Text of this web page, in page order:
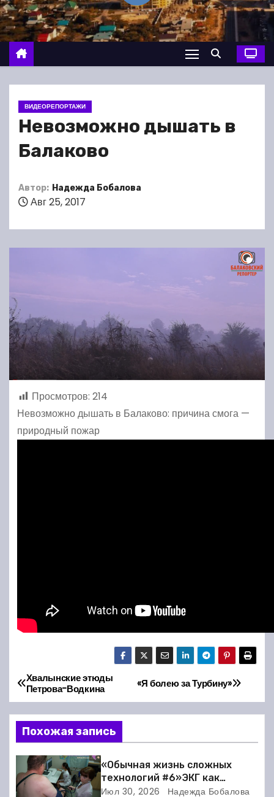
о
м
у
ВИДЕОРЕПОРТАЖИ
Невозможно дышать в
Балаково
Автор: Надежда Бобалова
Авг 25, 2017
Просмотров: 214
Невозможно дышать в Балаково: причина смога —
природный пожар
Н
а
в
и
г
«Я болею за Турбину»
Хвалынские этюды
Петрова-Водкина
Похожая запись
«Обычная жизнь сложных
технологий #6»ЭКГ как
искусство: когда ритм жизни
Июл 30, 2026 Надежда Бобалова